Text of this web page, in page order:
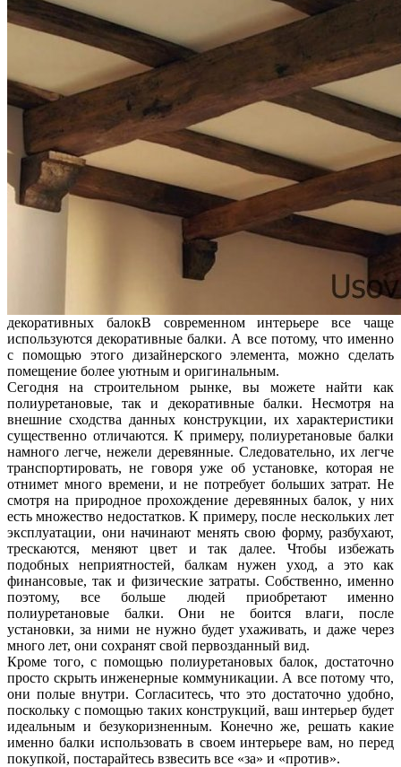
декоративных балокВ современном интерьере все чаще
используются декоративные балки. А все потому, что именно
с помощью этого дизайнерского элемента, можно сделать
помещение более уютным и оригинальным.
Сегодня на строительном рынке, вы можете найти как
полиуретановые, так и декоративные балки. Несмотря на
внешние сходства данных конструкции, их характеристики
существенно отличаются. К примеру, полиуретановые балки
намного легче, нежели деревянные. Следовательно, их легче
транспортировать, не говоря уже об установке, которая не
отнимет много времени, и не потребует больших затрат. Не
смотря на природное прохождение деревянных балок, у них
есть множество недостатков. К примеру, после нескольких лет
эксплуатации, они начинают менять свою форму, разбухают,
трескаются, меняют цвет и так далее. Чтобы избежать
подобных неприятностей, балкам нужен уход, а это как
финансовые, так и физические затраты. Собственно, именно
поэтому, все больше людей приобретают именно
полиуретановые балки. Они не боится влаги, после
установки, за ними не нужно будет ухаживать, и даже через
много лет, они сохранят свой первозданный вид.
Кроме того, с помощью полиуретановых балок, достаточно
просто скрыть инженерные коммуникации. А все потому что,
они полые внутри. Согласитесь, что это достаточно удобно,
поскольку с помощью таких конструкций, ваш интерьер будет
идеальным и безукоризненным. Конечно же, решать какие
именно балки использовать в своем интерьере вам, но перед
покупкой, постарайтесь взвесить все «за» и «против».